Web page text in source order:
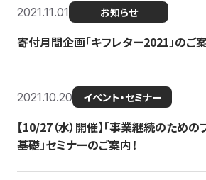
2021.11.01 お知らせ
寄付月間企画「キフレター2021」のご
2021.10.20 イベント・セミナー
【10/27（水）開催】「事業継続のため
基礎」セミナーのご案内！